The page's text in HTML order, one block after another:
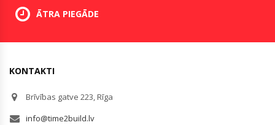
ĀTRA PIEGĀDE
KONTAKTI
Brīvības gatve 223, Rīga
info@time2build.lv